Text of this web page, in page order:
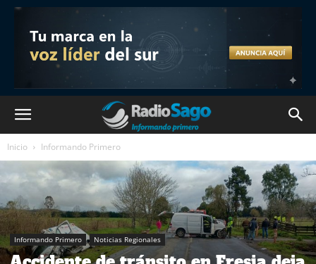
Inicio Informando Primero
Informando Primero Noticias Regionales